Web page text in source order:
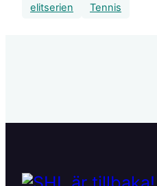
elitserien Tennis